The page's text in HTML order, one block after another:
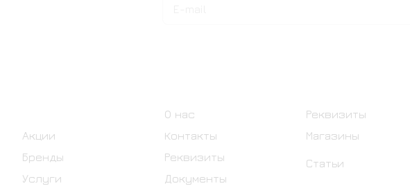
Акции
Бренды
Услуги
О нас
Контакты
Реквизиты
Документы
Реквизиты
Магазины
Статьи